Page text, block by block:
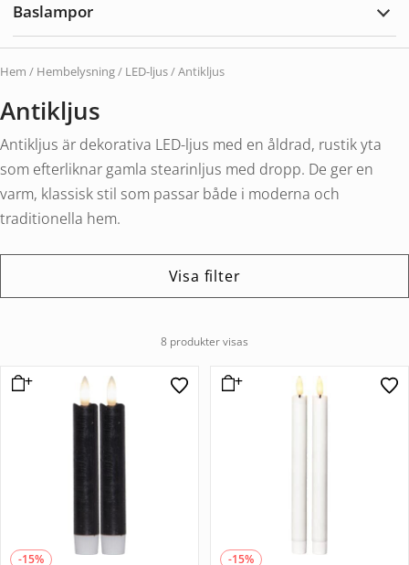
Baslampor
Hem / Hembelysning/ LED-ljus/ Antikljus
Antikljus
Antikljus är dekorativa LED-ljus med en åldrad, rustik yta
som efterliknar gamla stearinljus med dropp. De ger en
varm, klassisk stil som passar både i moderna och
traditionella hem.
Visa filter
8 produkter visas
-15% -15%